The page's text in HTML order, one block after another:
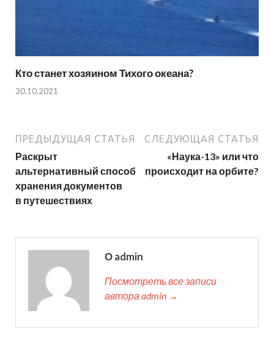
Кто станет хозяином Тихого океана?
30.10.2021
ПРЕДЫДУЩАЯ СТАТЬЯ
Раскрыт
альтернативный способ
хранения документов
в путешествиях
СЛЕДУЮЩАЯ СТАТЬЯ
«Наука-13» или что
происходит на орбите?
О admin
Посмотреть все записи
автора admin →